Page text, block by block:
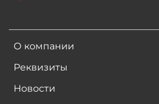
О компании
Реквизиты
Новости